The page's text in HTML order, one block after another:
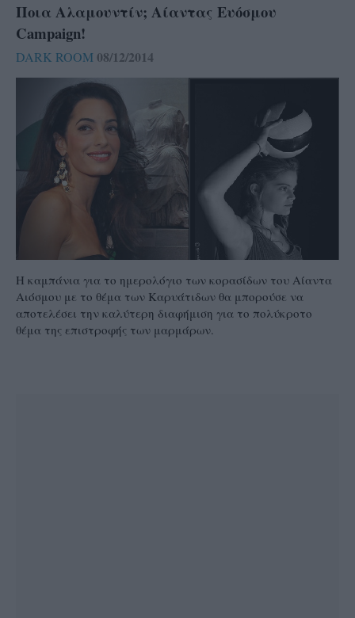
Ποια Αλαμουντίν; Αίαντας Ευόσμου
Campaign!
DARK ROOM 08/12/2014
Η καμπάνια για το ημερολόγιο των κορασίδων του Αίαντα
Αιόσμου με το θέμα των Καρυάτιδων θα μπορούσε να
αποτελέσει την καλύτερη διαφήμιση για το πολύκροτο
θέμα της επιστροφής των μαρμάρων.